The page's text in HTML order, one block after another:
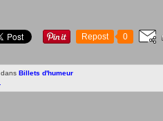
Repost 0
dans Billets d'humeur